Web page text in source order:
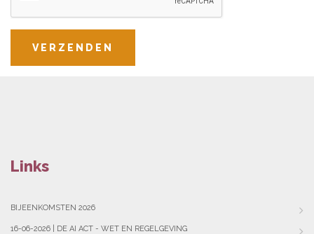
VERZENDEN
Links
BIJEENKOMSTEN 2026
16-06-2026 | DE AI ACT - WET EN REGELGEVING